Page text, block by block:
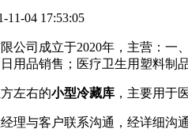
11-04 17:53:05
公司成立于2020年，主营：
用品销售；医疗卫生用塑料制
左右的小型冷藏库 ，主要用于
理与客户联系沟通，经详细